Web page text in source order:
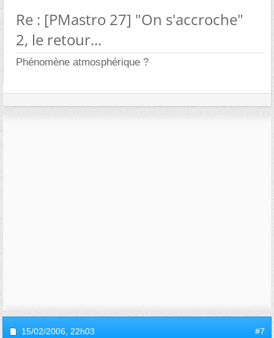
Re : [PMastro 27] "On s'accroche"
2, le retour...
Phénomène atmosphérique ?
15/02/2006, 22h03 #7